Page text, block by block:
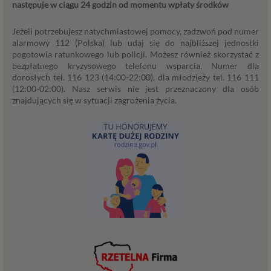
następuje w ciągu 24 godzin od momentu wpłaty środków
Jeżeli potrzebujesz natychmiastowej pomocy, zadzwoń pod numer
alarmowy 112 (Polska) lub udaj się do najbliższej jednostki
pogotowia ratunkowego lub policji. Możesz również skorzystać z
bezpłatnego kryzysowego telefonu wsparcia. Numer dla
dorosłych tel. 116 123 (14:00-22:00), dla młodzieży tel. 116 111
(12:00-02:00). Nasz serwis nie jest przeznaczony dla osób
znajdujących się w sytuacji zagrożenia życia.
powyżej. Twoje dane przetwarzane będą do czasu
przypadku udzielenia zgody do momentu jej cofnięcia,
ograniczenia lub innych działań z Twojej strony
ograniczających tę zgodę, w przypadku niezbędności
danych do wykonania umowy – przez czas jej
wykonywania, a w przypadku, gdy podstawą
przetwarzania danych jest uzasadniony interes
Administratorami Twoich danych osobowych Psychology
Consulting Aneta Styńska właściciel serwisu
internetowego Psychorada.pl. Pełne dane administratora
możesz sprawdzić wchodząc na podstrone Kontakt.
Partnerach, czyli firmach i innych podmiotów, z którymi
współpracujemy głównie w zakresie administracyjnym,
technologicznym koniecznym do prowadzenia serwisu i